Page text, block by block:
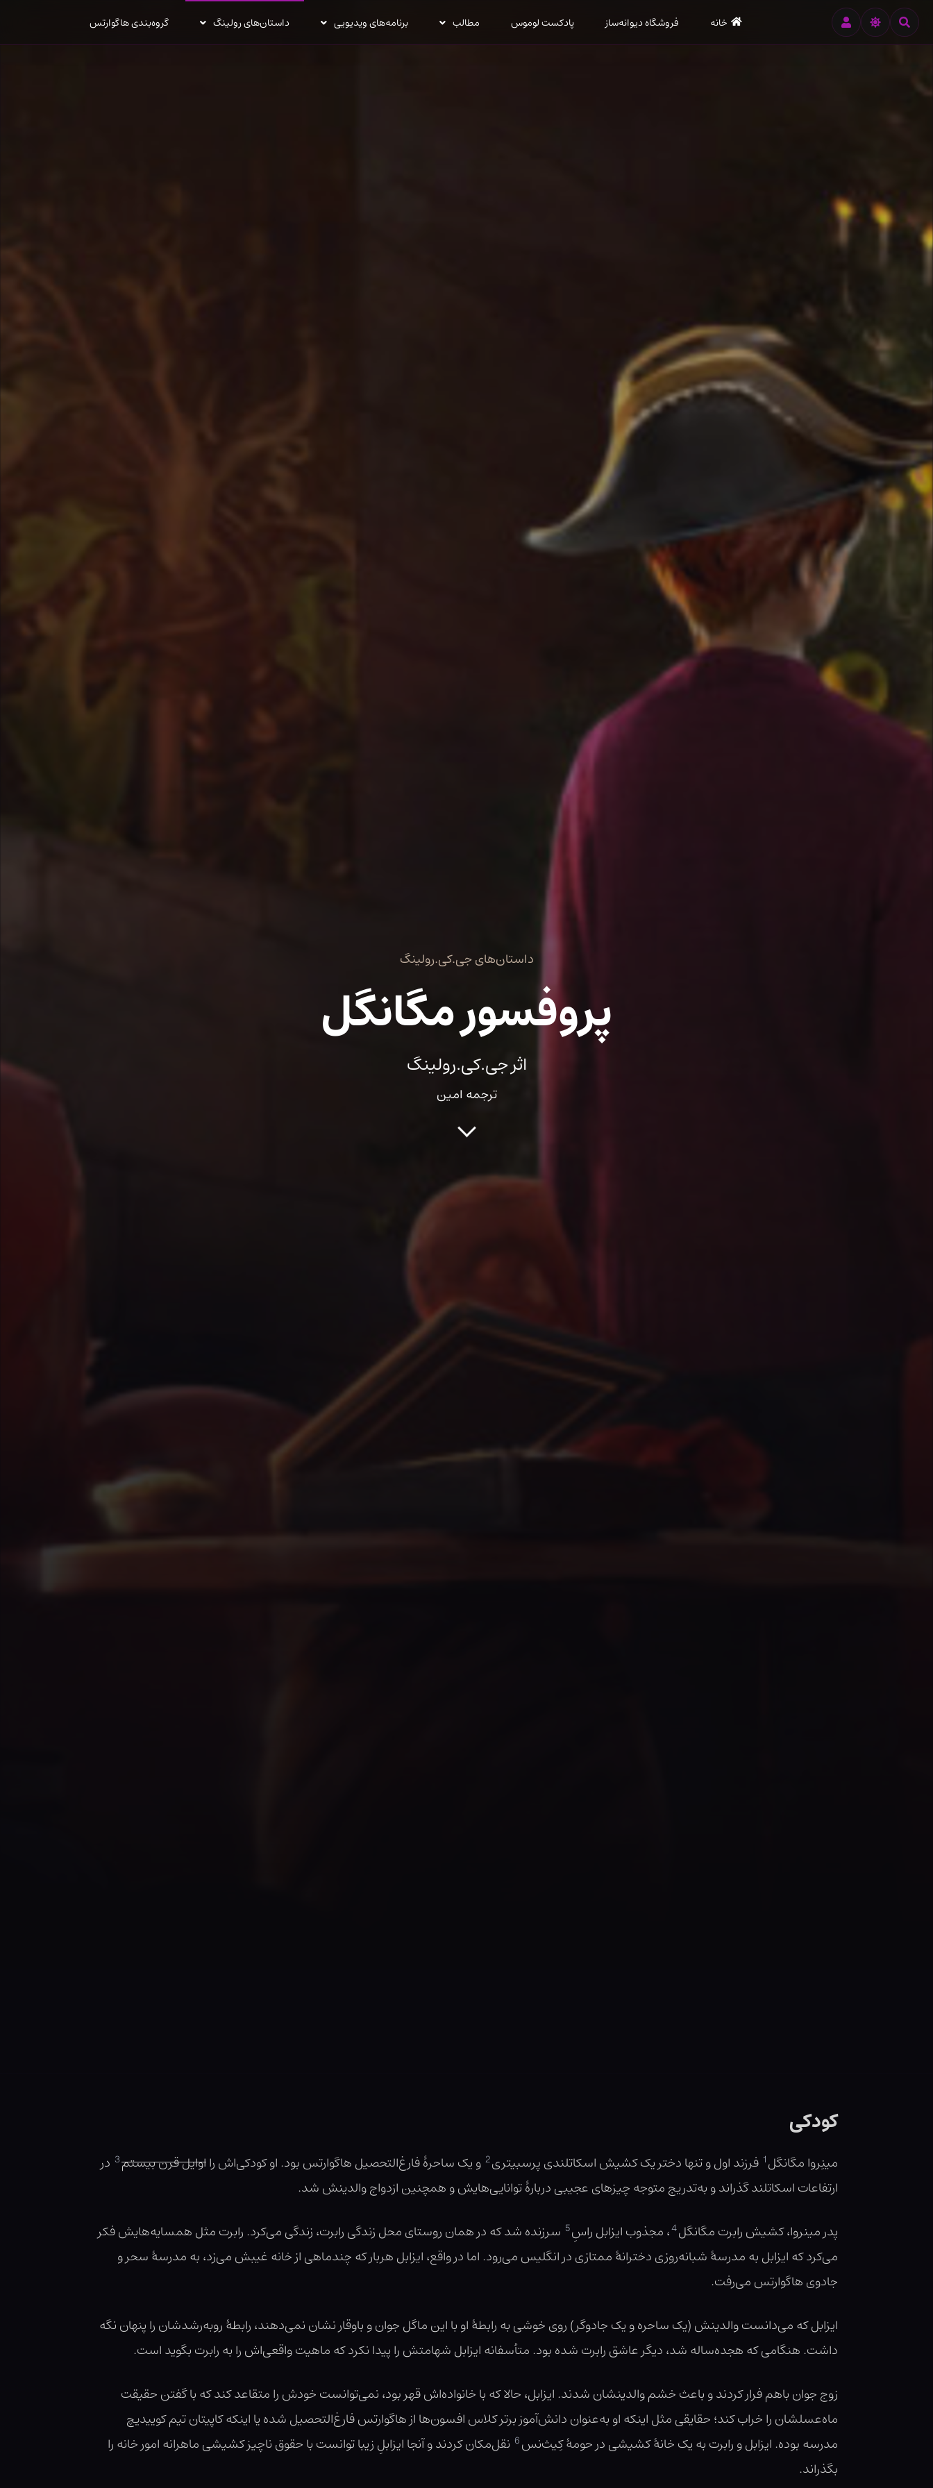
ورود
اصلی
خانه فروشگاه دیوانه‌ساز پادکست لوموس مطالب برنامه‌های ویدیویی داستان‌های رولینگ گروه‌بندی هاگوارتس
داستان‌های جی.کی.رولینگ
پروفسور مگانگل
اثر جی.کی.رولینگ
ترجمه امین
کودکی
مینِروا مگانگل1 فرزند اول و تنها دختر یک کشیش اسکاتلندی پرسبیتری2 و یک ساحرهٔ فارغ‌التحصیل هاگوارتس بود. او کودکی‌اش رااوایل قرن بیستم3 در
ارتفاعات اسکاتلند گذراند و به‌تدریج متوجه چیزهای عجیبی دربارهٔ توانایی‌هایش و همچنین ازدواج والدینش شد.
پدر مینروا، کشیش رابرت مگانگل4، مجذوب ایزابل راسِ5 سرزنده شد که در همان روستای محل زندگی رابرت، زندگی می‌کرد. رابرت مثل همسایه‌هایش فکر
می‌کرد که ایزابل به مدرسهٔ شبانه‌روزی دخترانهٔ ممتازی در انگلیس می‌رود. اما در واقع، ایزابل هربار که چندماهی از خانه غیبش می‌زد، به مدرسهٔ سحر و
جادوی هاگوارتس می‌رفت.
ایزابل که می‌دانست والدینش (یک ساحره و یک جادوگر) روی خوشی به رابطهٔ او با این ماگل جوان و باوقار نشان نمی‌دهند، رابطهٔ روبه‌رشدشان را پنهان نگه
داشت. هنگامی که هجده‌ساله شد، دیگر عاشق رابرت شده بود. متأسفانه ایزابل شهامتش را پیدا نکرد که ماهیت واقعی‌اش را به رابرت بگوید است.
زوج جوان باهم فرار کردند و باعث خشم والدینشان شدند. ایزابل، حالا که با خانواد‌ه‌اش قهر بود، نمی‌توانست خودش را متقاعد کند که با گفتن حقیقت
ماه‌عسلشان را خراب کند؛ حقایقی مثل اینکه او به‌عنوان دانش‌آموز برتر کلاس افسون‌ها از هاگوارتس فارغ‌التحصیل شده یا اینکه کاپیتان تیم کوییدیچ
مدرسه بوده. ایزابل و رابرت به یک خانهٔ کشیشی در حومهٔ کِیث‌نس6 نقل‌مکان کردند و آنجا ایزابلِ زیبا توانست با حقوق ناچیز کشیشی ماهرانه امور خانه را
بگذراند.